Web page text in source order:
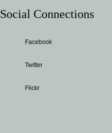
Social Connections
Facebook
Twitter
Flickr